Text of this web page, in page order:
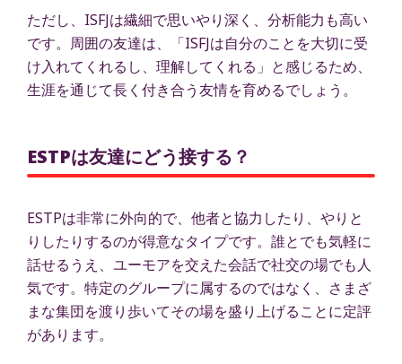
ただし、ISFJは繊細で思いやり深く、分析能力も高い
です。周囲の友達は、「ISFJは自分のことを大切に受
け入れてくれるし、理解してくれる」と感じるため、
生涯を通じて長く付き合う友情を育めるでしょう。
ESTPは友達にどう接する？
ESTPは非常に外向的で、他者と協力したり、やりと
りしたりするのが得意なタイプです。誰とでも気軽に
話せるうえ、ユーモアを交えた会話で社交の場でも人
気です。特定のグループに属するのではなく、さまざ
まな集団を渡り歩いてその場を盛り上げることに定評
があります。